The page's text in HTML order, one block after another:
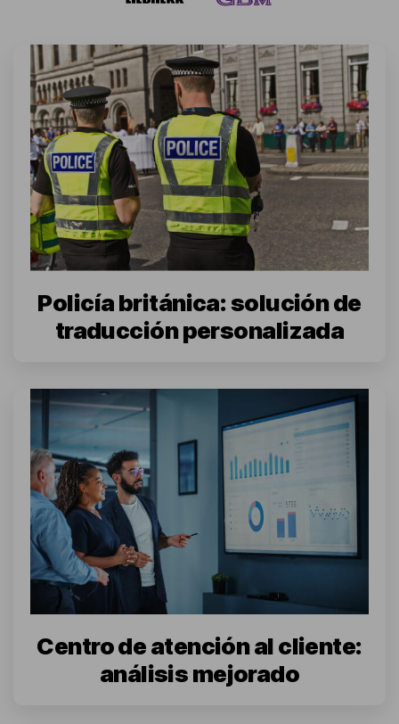
Policía británica: solución de
traducción personalizada
Centro de atención al cliente:
análisis mejorado